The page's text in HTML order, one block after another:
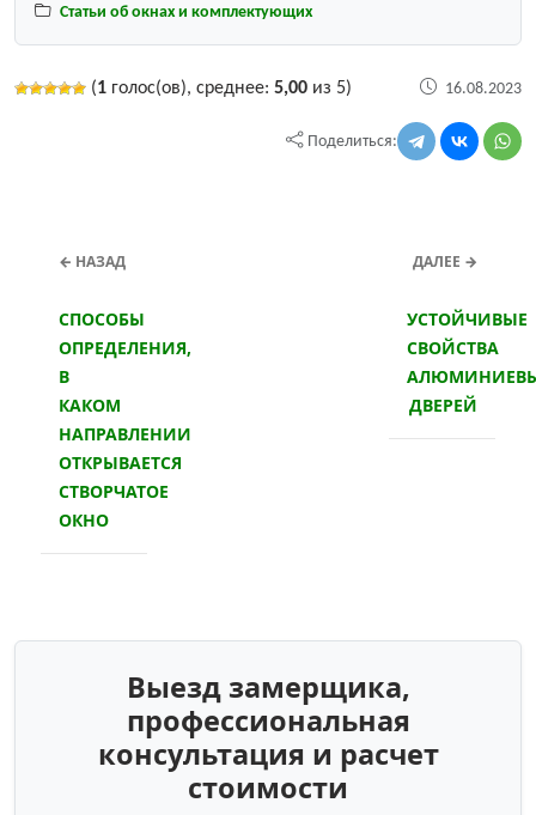
Статьи об окнах и комплектующих
(1 голос(ов), среднее: 5,00 из 5) 16.08.2023
Поделиться:
← НАЗАД
СПОСОБЫ
ОПРЕДЕЛЕНИЯ,
В
КАКОМ
НАПРАВЛЕНИИ
ОТКРЫВАЕТСЯ
СТВОРЧАТОЕ
ОКНО
ДАЛЕЕ →
УСТОЙЧИВЫЕ
СВОЙСТВА
ДВЕРЕЙ
Выезд замерщика,
профессиональная
консультация и расчет
стоимости